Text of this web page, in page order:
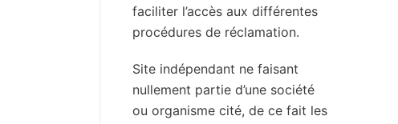
faciliter l’accès aux différentes
procédures de réclamation.
Site indépendant ne faisant
nullement partie d’une société
ou organisme cité, de ce fait les